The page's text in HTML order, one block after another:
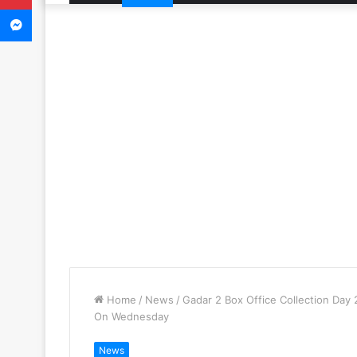
Home / News / Gadar 2 Box Office Collection
On Wednesday
News